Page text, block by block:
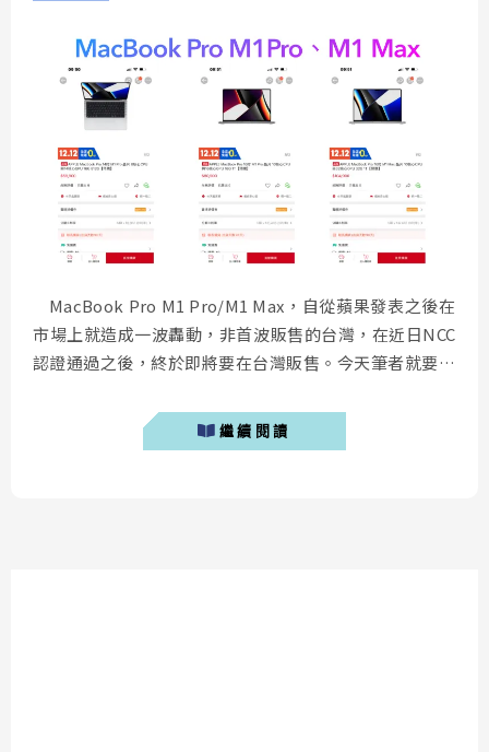
MacBook Pro M1 Pro/M1 Max，自從蘋果發表之後在
市場上就造成一波轟動，非首波販售的台灣，在近日NCC
認證通過之後，終於即將要在台灣販售。今天筆者就要來
MacBook Pro 2021。 MacBook Pro M1 Pro 售價
MacBook Pro M1 ...
繼續閱讀